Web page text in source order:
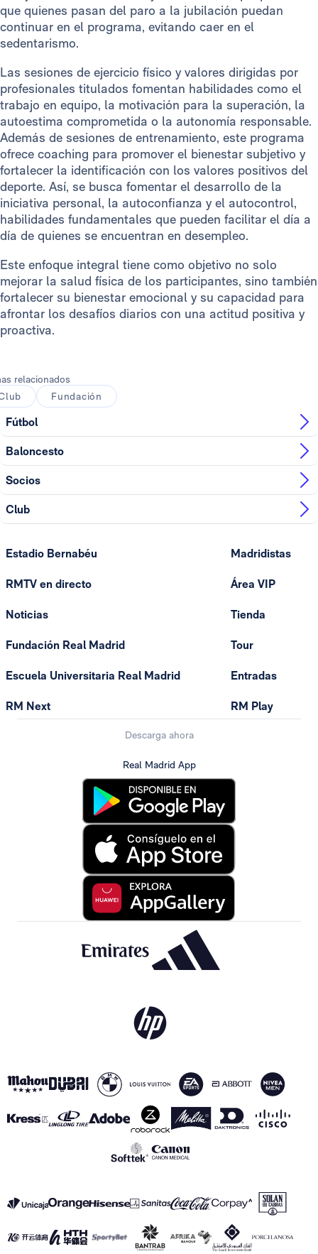
que quienes pasan del paro a la jubilación puedan
continuar en el programa, evitando caer en el
sedentarismo.
Las sesiones de ejercicio físico y valores dirigidas por
profesionales titulados fomentan habilidades como el
trabajo en equipo, la motivación para la superación, la
autoestima comprometida o la autonomía responsable.
Además de sesiones de entrenamiento, este programa
ofrece coaching para promover el bienestar subjetivo y
fortalecer la identificación con los valores positivos del
deporte. Así, se busca fomentar el desarrollo de la
iniciativa personal, la autoconfianza y el autocontrol,
habilidades fundamentales que pueden facilitar el día a
día de quienes se encuentran en desempleo.
Este enfoque integral tiene como objetivo no solo
mejorar la salud física de los participantes, sino también
fortalecer su bienestar emocional y su capacidad para
afrontar los desafíos diarios con una actitud positiva y
proactiva.
relacionados
Fundación
Fútbol
Baloncesto
Socios
Club
Estadio Bernabéu
RMTV en directo
Noticias
Fundación Real Madrid
Escuela Universitaria Real Madrid
RM Next
Madridistas
Área VIP
Tienda
Tour
Entradas
RM Play
Descarga ahora
Real Madrid App